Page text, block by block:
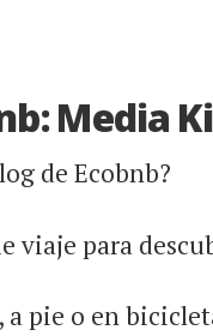
Media
de Ecobnb?
viaje para
pie o en